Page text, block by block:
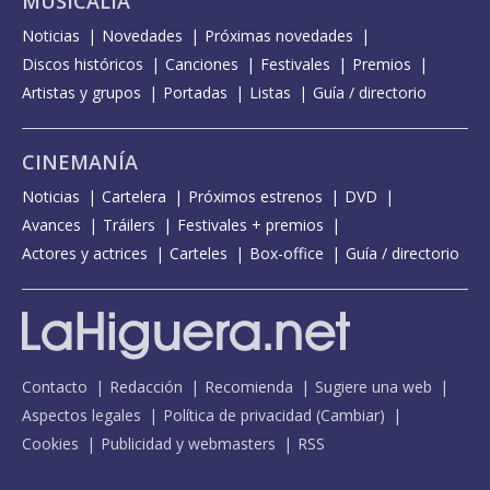
Noticias Novedades
Próximas novedades
Discos históricos
Canciones Festivales
Premios
Artistas y grupos
Portadas Listas Guía / directorio
CINEMANÍA
Noticias Cartelera Próximos estrenos
DVD
Avances
Tráilers
Festivales + premios
Actores y actrices
Carteles Box-office Guía / directorio
Contacto Redacción Recomienda
Sugiere una web
Aspectos legales
Política de privacidad (Cambiar)
Cookies
Publicidad y webmasters RSS